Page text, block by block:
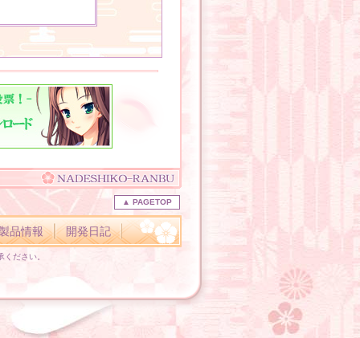
▲ PAGETOP
品情報 開発日記
ださい。